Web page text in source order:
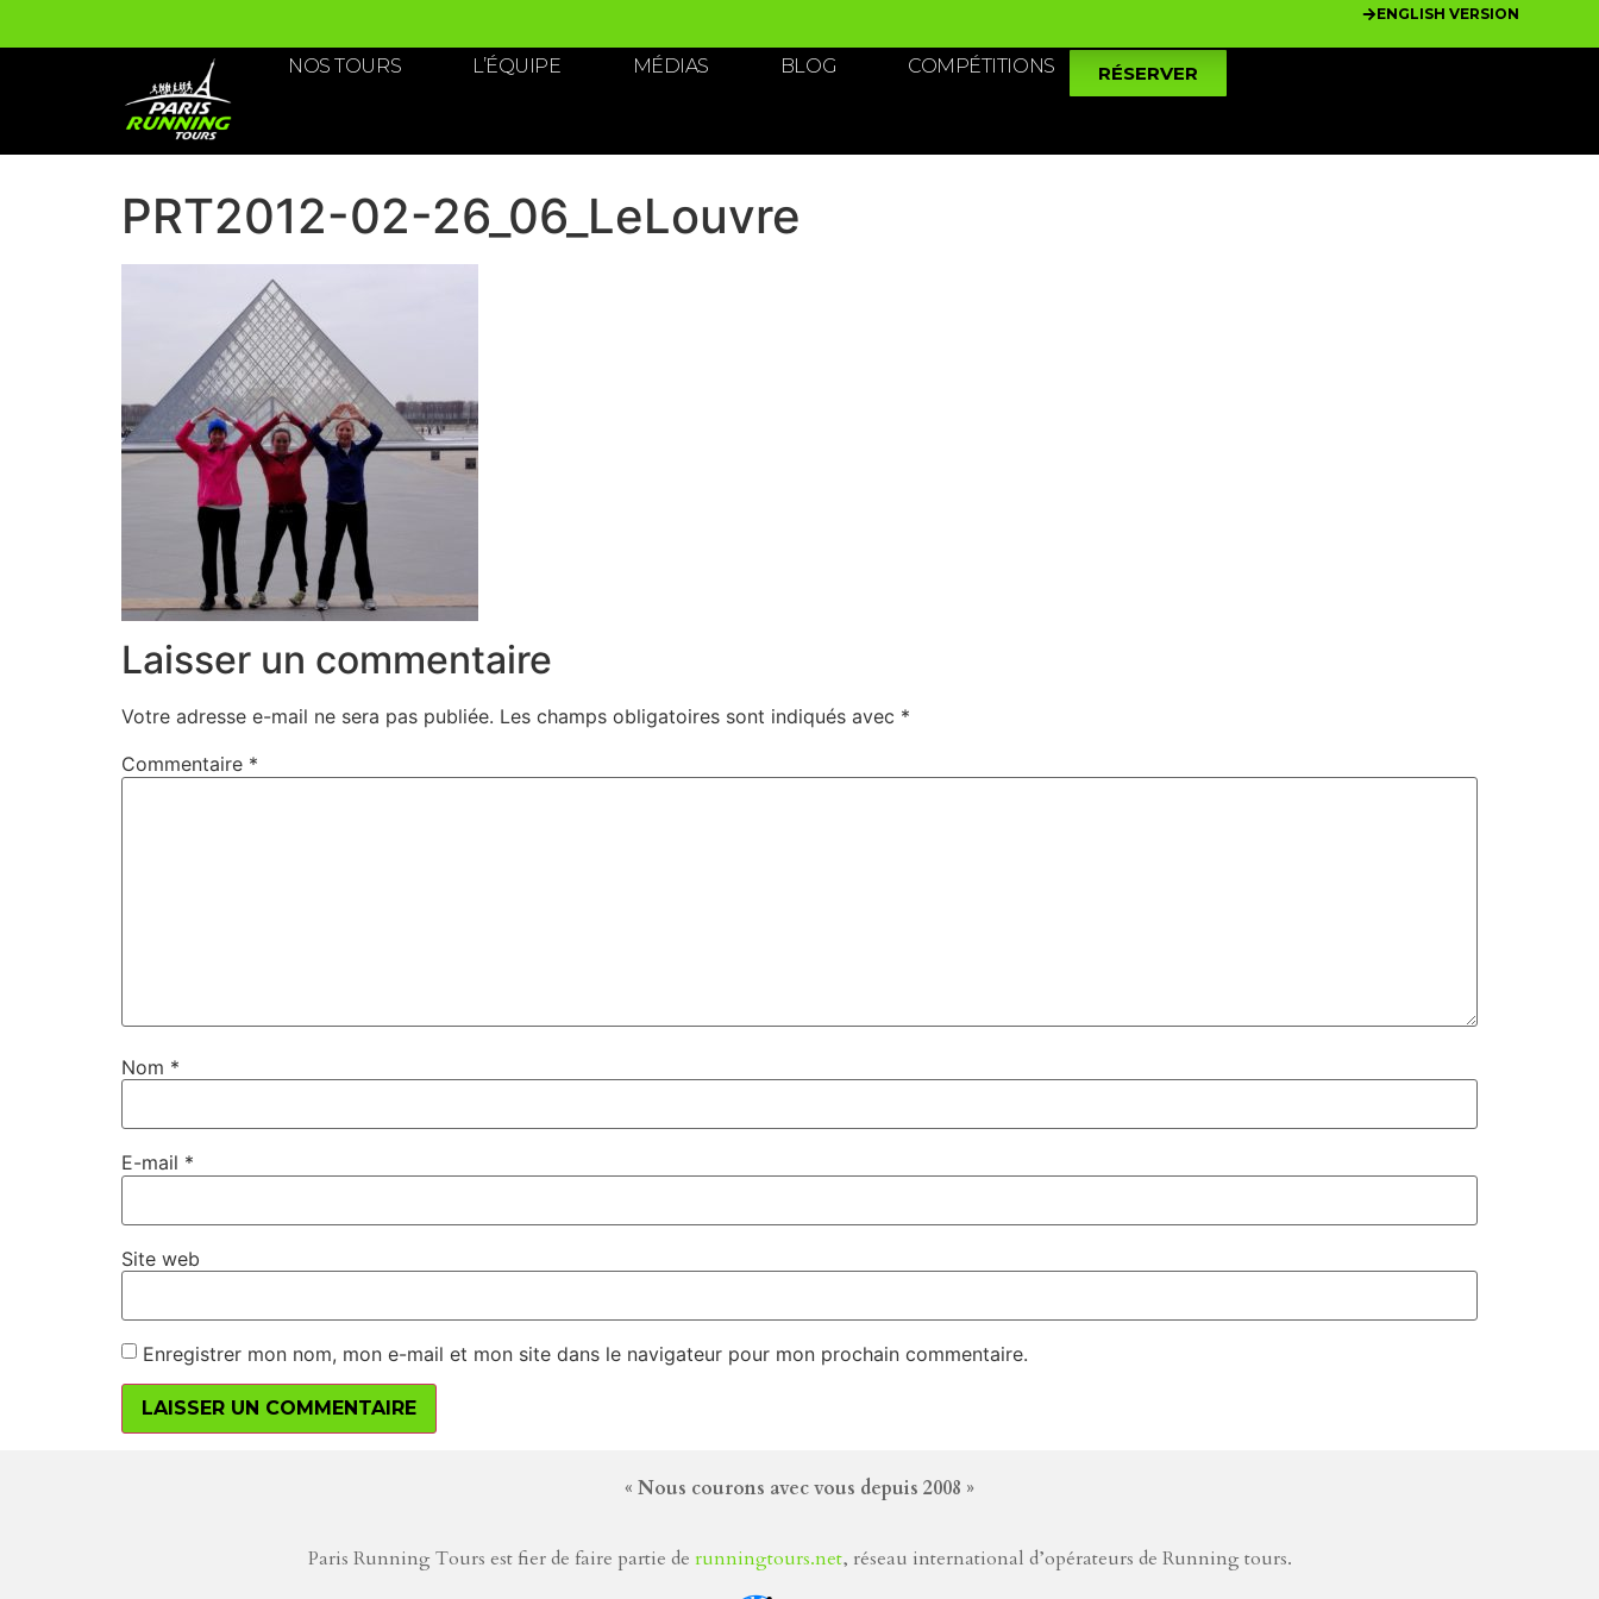
ENGLISH VERSION
NOS TOURS L’ÉQUIPE MÉDIAS BLOG COMPÉTITIONS RÉSERVER
PRT2012-02-26_06_LeLouvre
Laisser un commentaire
Votre adresse e-mail ne sera pas publiée. Les champs obligatoires sont indiqués avec *
Commentaire *
Nom *
E-mail *
Site web
Enregistrer mon nom, mon e-mail et mon site dans le navigateur pour mon prochain commentaire.
« Nous courons avec vous depuis 2008 »
Paris Running Tours est fier de faire partie de runningtours.net, réseau international d’opérateurs de Running tours.